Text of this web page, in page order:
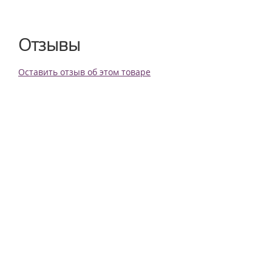
Отзывы
Оставить отзыв об этом товаре